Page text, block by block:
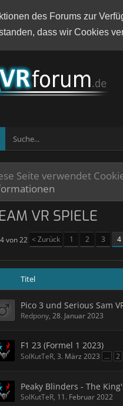
des Forums zur
dass wir Cookies
Seite verwendet
VR SPIELE
von 22 < Zurück 1 2 3 4
Titel
Pico 3 und Serious Sam
Redpony, 28. Januar 2023
F1 23 (Formel 1 2023)
SolKutTeR, 3. März 2023 ... 2
Peaky Blinders - The
SolKutTeR, 11. Februar 2022